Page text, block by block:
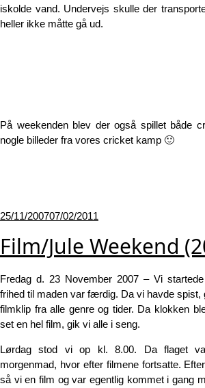
iskolde vand. Undervejs skulle der
heller ikke måtte gå ud.
På weekenden blev der også spillet både
nogle billeder fra vores cricket kamp 🙂
Udgivet
25/11/200707/02/2011
Film/Jule Weekend
Fredag d. 23 November 2007 – Vi
frihed til maden var færdig. Da vi havde spist,
filmklip fra alle genre og tider. Da klokken
set en hel film, gik vi alle i seng.
Lørdag stod vi op kl. 8.00. Da flaget
morgenmad, hvor efter filmene fortsatte.
så vi en film og var egentlig kommet i gang